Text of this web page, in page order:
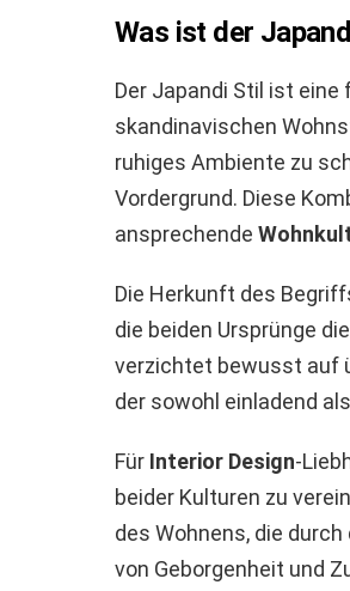
Was ist der
Der Japandi Stil ist
skandinavischen
ruhiges Ambiente zu
Vordergrund. Diese
ansprechende
Die Herkunft des
die beiden Ursprünge
verzichtet bewusst auf
der sowohl einladend
Für Interior Design-
beider Kulturen zu
des Wohnens, die
von Geborgenheit und